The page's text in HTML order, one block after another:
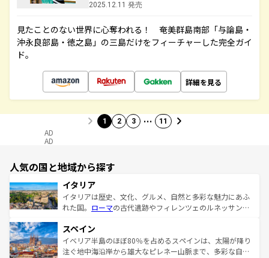
2025.12.11 発売
見たことのない世界に心奪われる！ 奄美群島南部「与論島・
沖永良部島・徳之島」の三島だけをフィーチャーした完全ガイ
ド。
詳細を見る
1 2 3 … 11
AD
AD
人気の国と地域から探す
イタリア
イタリアは歴史、文化、グルメ、自然と多彩な魅力にあふ
れた国。 ローマの古代遺跡やフィレンツェのルネッサンス
ろん、トスカーナの美しい田園風景やアマルフィ海岸の絶
景など、自然景観も見逃せない。観光の合間には、本場の
ピザやパスタなど、絶品のイタリア料理を堪能することも
スペイン
イベリア半島のほぼ80％を占めるスペインは、太陽が降り
注ぐ地中海沿岸から雄大なピレネー山脈まで、多彩な自然